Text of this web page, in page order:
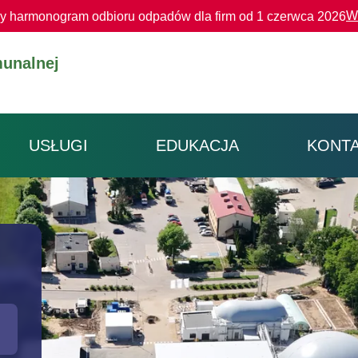
harmonogram odbioru odpadów dla firm od 1 czerwca 2026
USŁUGI EDUKACJA